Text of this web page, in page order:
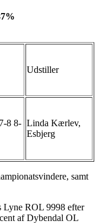
Udstiller
8 8- Linda Kærlev,
Esbjerg
samt
Lyne ROL 9998 efter
af Dybendal OL